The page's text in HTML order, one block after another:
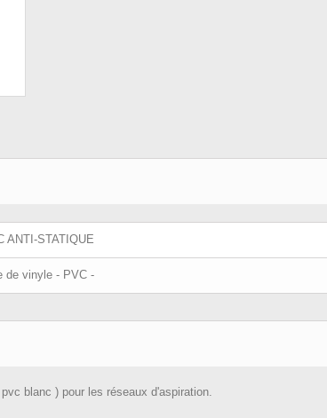
ANTI-STATIQUE
de vinyle - PVC -
blanc ) pour les réseaux d'aspiration.